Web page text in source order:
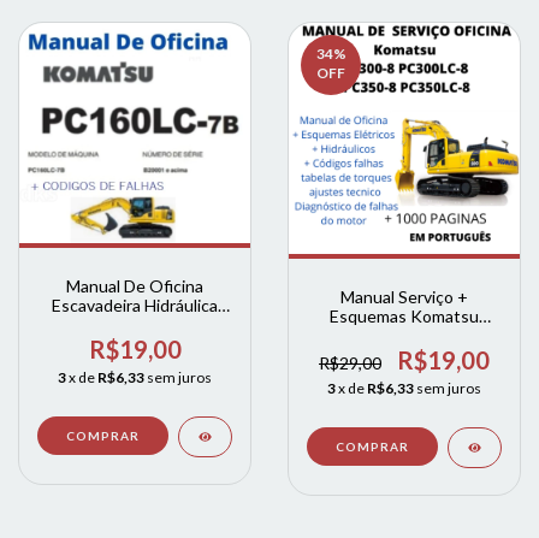
Manual De Oficina
Escavadeira Hidráulica
Lc
R$19,00
3x de R$6,33 sem juros
34%
OFF
Manual Serviço +
Esquemas Komatsu
/pc350lc
R$29,00 R$19,00
3x de R$6,33 sem juros